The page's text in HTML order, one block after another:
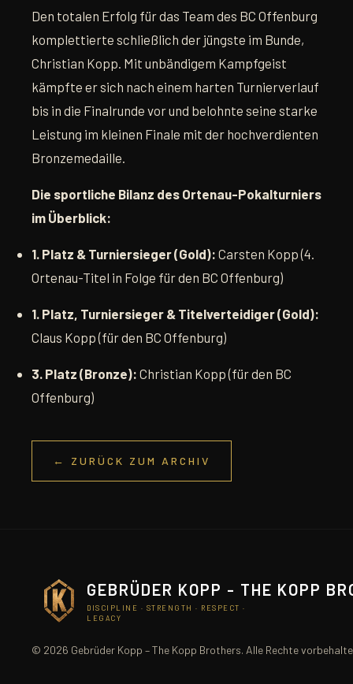
Den totalen Erfolg für das Team des BC Offenburg
komplettierte schließlich der jüngste im Bunde,
Christian Kopp. Mit unbändigem Kampfgeist
kämpfte er sich nach einem harten Turnierverlauf
bis in die Finalrunde vor und belohnte seine starke
Leistung im kleinen Finale mit der hochverdienten
Bronzemedaille.
Die sportliche Bilanz des Ortenau-Pokalturniers
im Überblick:
1. Platz & Turniersieger (Gold): Carsten Kopp (4.
Ortenau-Titel in Folge für den BC Offenburg)
1. Platz, Turniersieger & Titelverteidiger (Gold):
Claus Kopp (für den BC Offenburg)
3. Platz (Bronze): Christian Kopp (für den BC
Offenburg)
← ZURÜCK ZUM ARCHIV
GEBRÜDER KOPP - THE KOPP
DISCIPLINE · STRENGTH · RESPECT ·
LEGACY
© 2026 Gebrüder Kopp – The Kopp Brothers. Alle Rechte